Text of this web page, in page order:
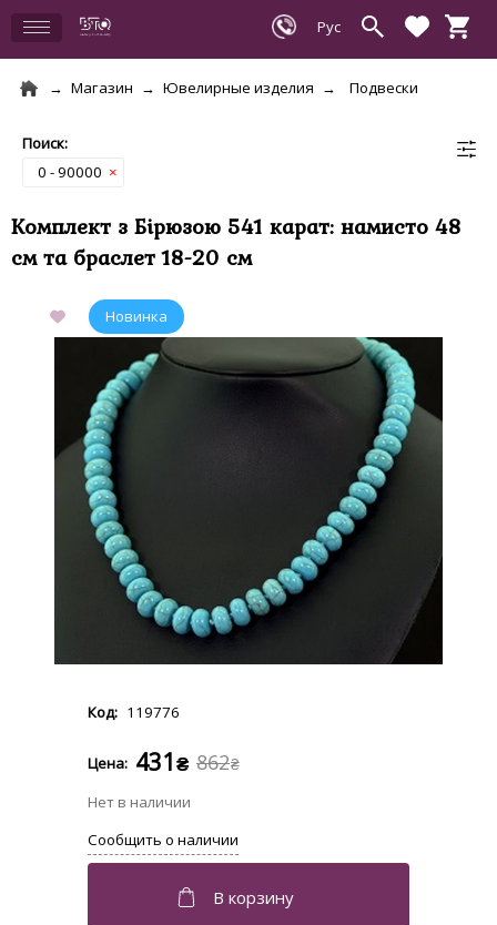
Магазин Ювелирные изделия Подвески
0 - 90000 ×
Комплект з Бірюзою 541 карат: намисто 48
см та браслет 18-20 см
119776
862₴
431₴